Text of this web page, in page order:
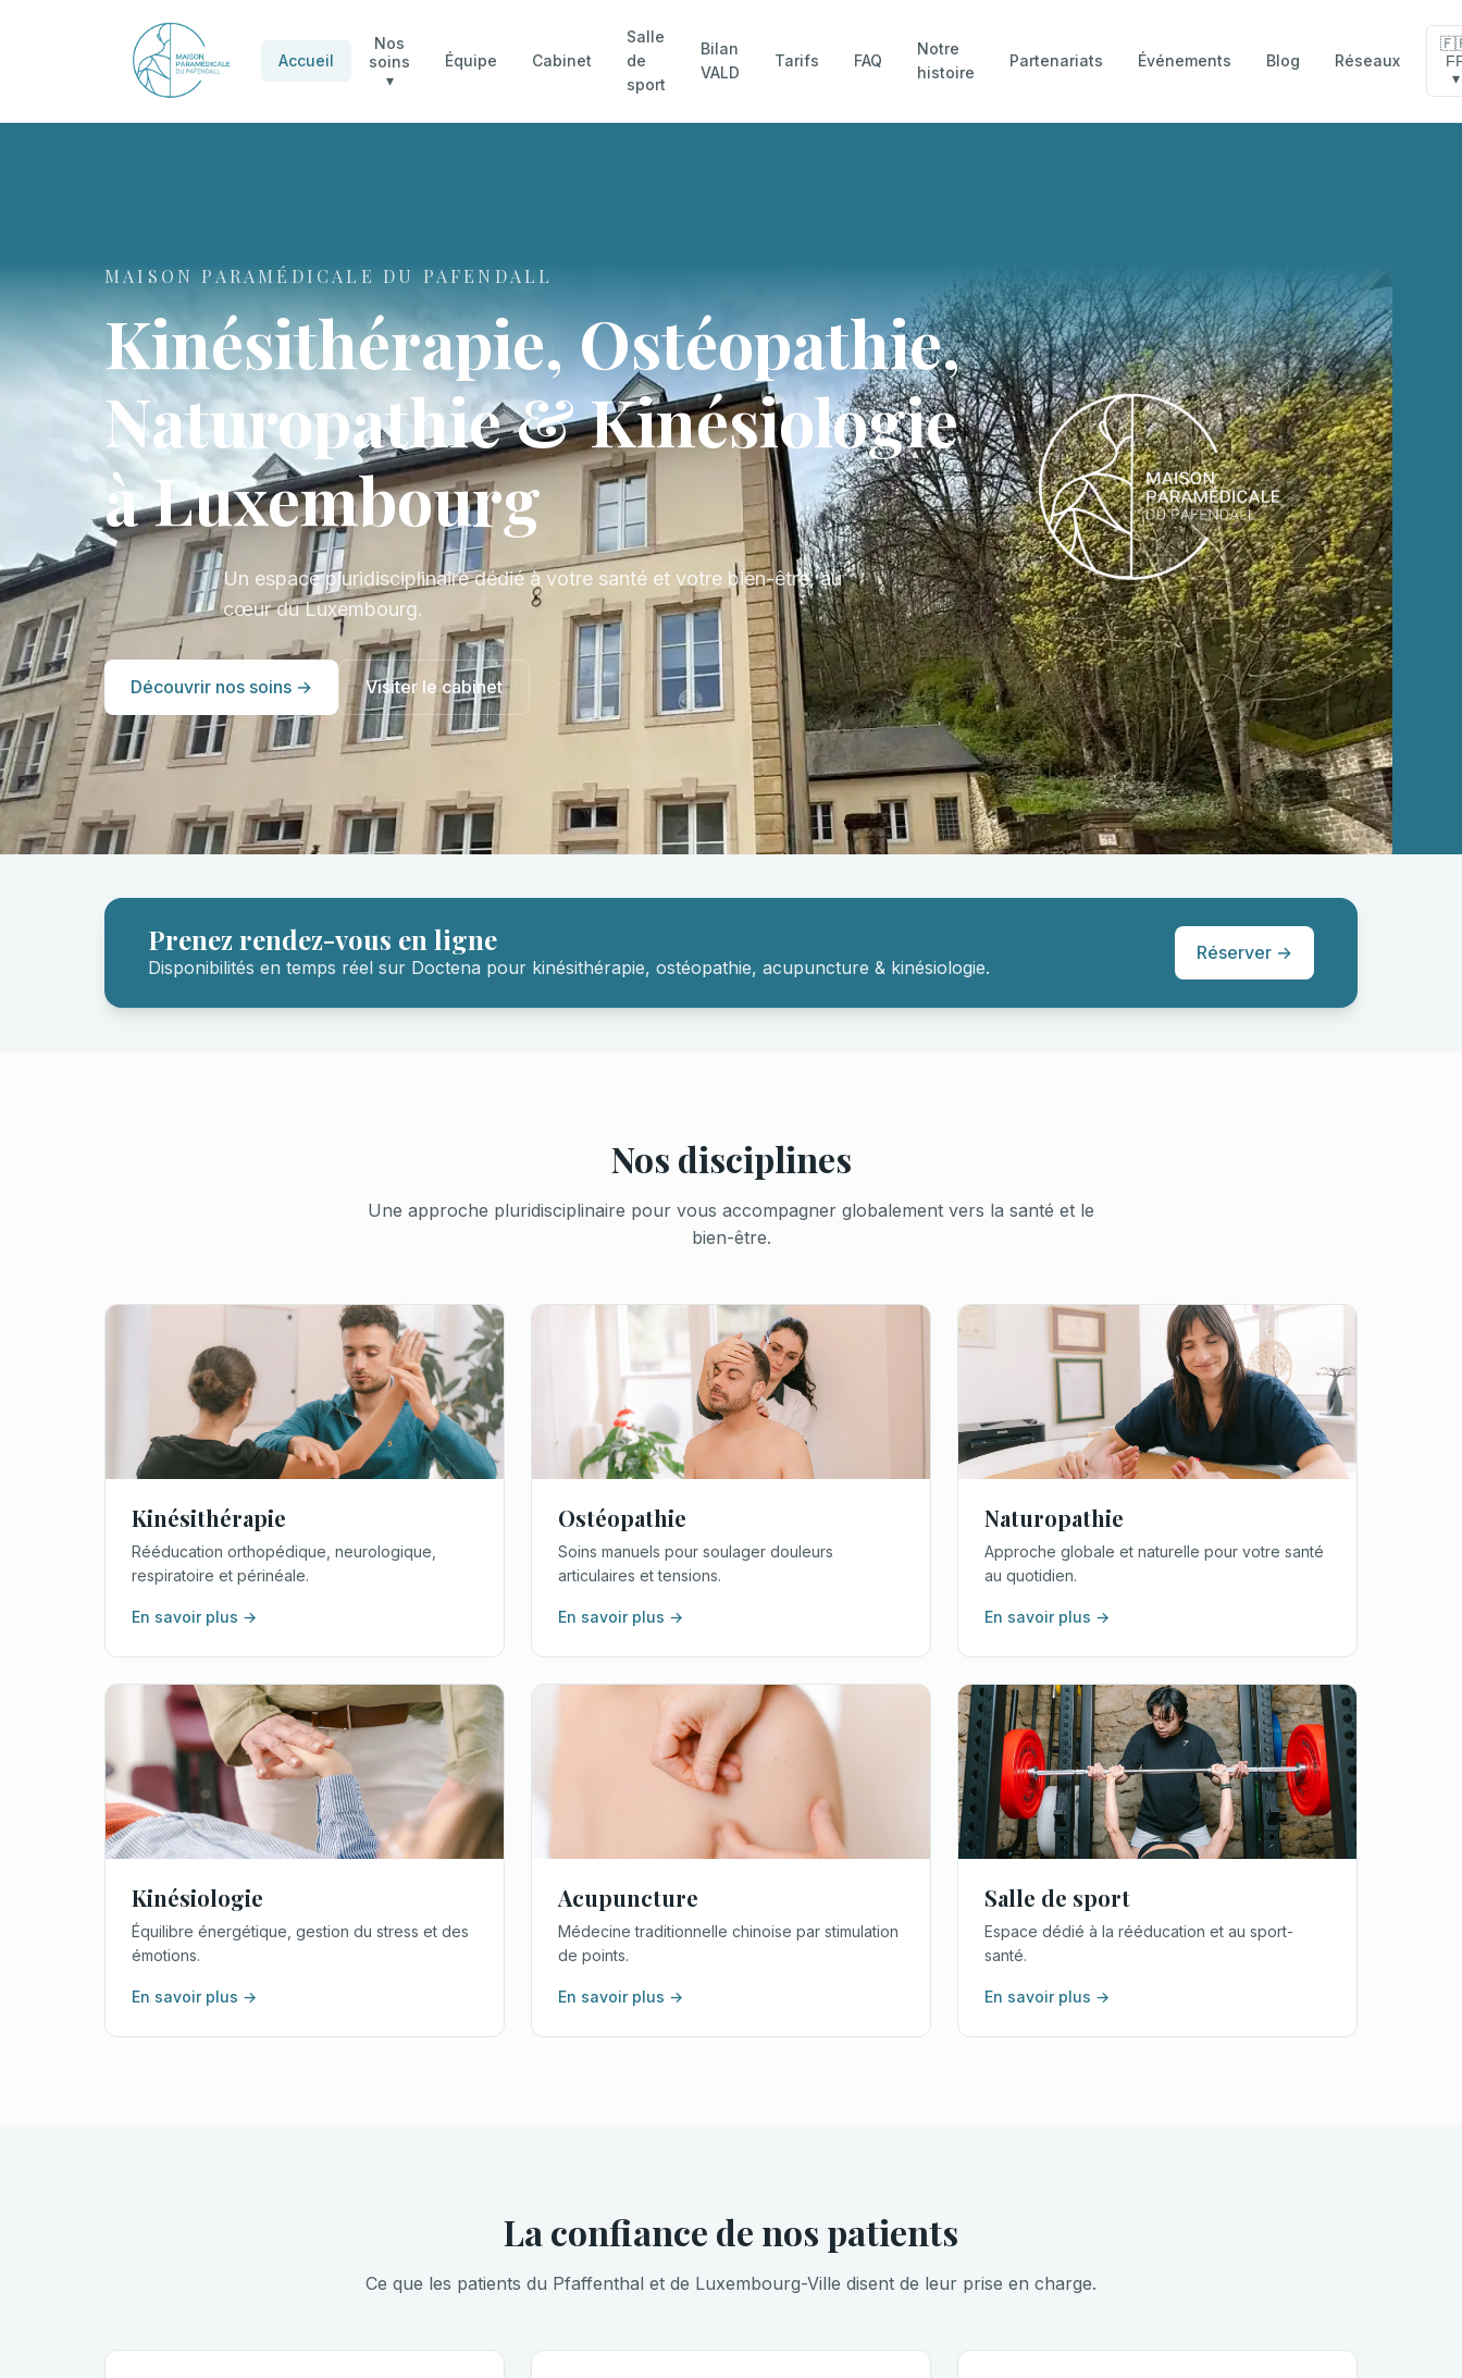
Accueil
Nos
soins
▾
Équipe Cabinet
Salle
de
sport
Bilan
VALD
Tarifs FAQ
Notre
histoire
Partenariats Événements Blog Réseaux
▾
MAISON PARAMÉDICALE DU PAFENDALL
Kinésithérapie, Ostéopathie,
Naturopathie & Kinésiologie
à Luxembourg
Un espace pluridisciplinaire dédié à votre santé et votre bien-être, au
cœur du Luxembourg.
Découvrir nos soins → Visiter le cabinet
Prenez rendez-vous en ligne
Disponibilités en temps réel sur Doctena pour kinésithérapie, ostéopathie, acupuncture & kinésiologie.
Réserver →
Nos disciplines
Une approche pluridisciplinaire pour vous accompagner globalement vers la santé et le
bien-être.
Kinésithérapie
Rééducation orthopédique, neurologique,
respiratoire et périnéale.
En savoir plus →
Ostéopathie
Soins manuels pour soulager douleurs
articulaires et tensions.
En savoir plus →
Naturopathie
Approche globale et naturelle pour votre santé
au quotidien.
En savoir plus →
Kinésiologie
Équilibre énergétique, gestion du stress et des
émotions.
En savoir plus →
Acupuncture
Médecine traditionnelle chinoise par stimulation
de points.
En savoir plus →
Salle de sport
Espace dédié à la rééducation et au sport-
santé.
En savoir plus →
La confiance de nos patients
Ce que les patients du Pfaffenthal et de Luxembourg-Ville disent de leur prise en charge.